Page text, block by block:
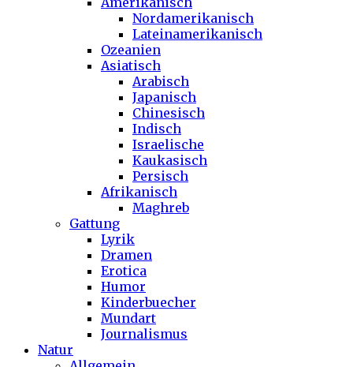
Nordamerikanisch
Lateinamerikanisch
Ozeanien
Asiatisch
Arabisch
Japanisch
Chinesisch
Indisch
Israelische
Kaukasisch
Persisch
Afrikanisch
Maghreb
Gattung
Lyrik
Dramen
Erotica
Humor
Kinderbuecher
Mundart
Journalismus
Natur